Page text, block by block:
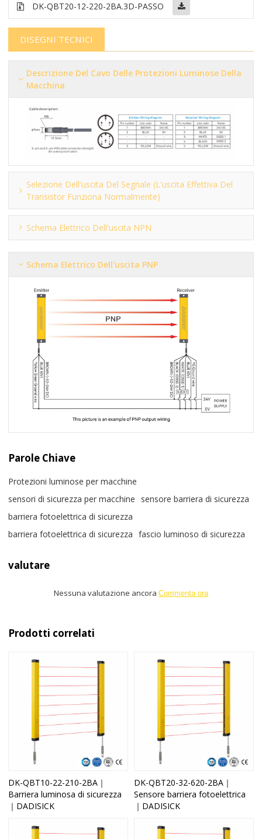
DK-QBT20-12-220-2BA.3D-PASSO
DISEGNI TECNICI
Descrizione Del Cavo Delle Protezioni Luminose Della
Macchina
Selezione Dell'uscita Del Segnale (l'uscita Effettiva Del
Transistor Funziona Normalmente)
Schema Elettrico Dell'uscita NPN
Schema Elettrico Dell'uscita PNP
Parole Chiave
Protezioni luminose per macchine
sensori di sicurezza per macchine
sensore barriera di sicurezza
barriera fotoelettrica di sicurezza
barriera fotoelettrica di sicurezza
fascio luminoso di sicurezza
valutare
Nessuna valutazione ancora Commenta ora
Prodotti correlati
DK-QBT10-22-210-2BA｜
Barriera luminosa di sicurezza
｜DADISICK
DK-QBT20-32-620-2BA｜
Sensore barriera fotoelettrica
｜DADISICK